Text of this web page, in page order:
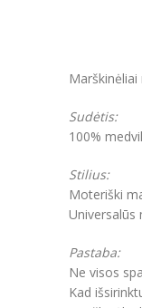
Sudėtis:
100%
Stilius:
Moteriški
Universalūs
Pastaba:
Ne visos
Kad